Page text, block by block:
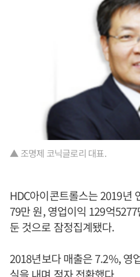
▲ 조명제 코닉글로리 대표.
HDC아이콘트롤스는 2019년
79만 원, 영업이익 129억
둔 것으로 잠정집계됐다.
2018년보다 매출은 7.2%, 영